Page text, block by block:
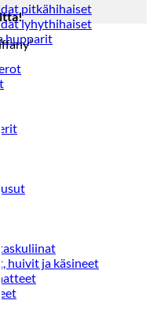
pitkähihaiset
lyhythihaiset
hupparit
huivit ja käsineet